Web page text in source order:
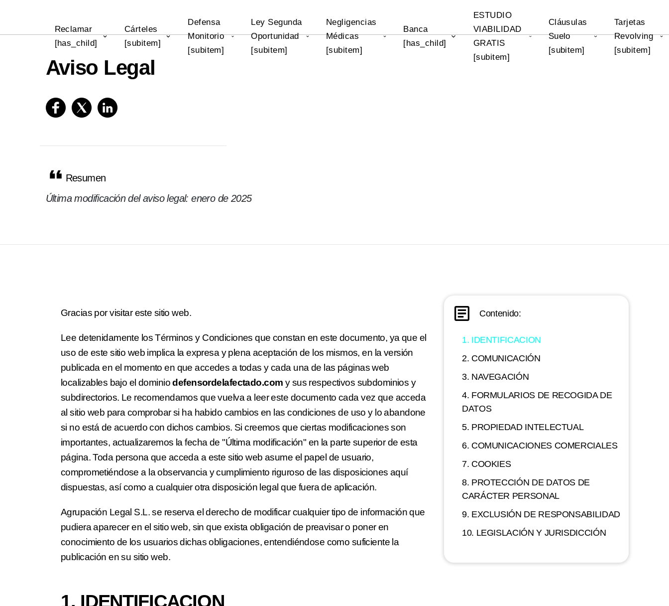
Reclamar
[has_child]
Cárteles
[subitem]
Defensa
Monitorio
[subitem]
Ley Segunda
Oportunidad
[subitem]
Negligencias
Médicas
[subitem]
Banca
[has_child]
ESTUDIO
VIABILIDAD
GRATIS
[subitem]
Cláusulas
Suelo
[subitem]
Tarjetas
Revolving
[subitem]
Aviso Legal
Resumen
Última modificación del aviso legal: enero de 2025
Gracias por visitar este sitio web.
Lee detenidamente los Términos y Condiciones que constan en este documento, ya que el
uso de este sitio web implica la expresa y plena aceptación de los mismos, en la versión
publicada en el momento en que accedes a todas y cada una de las páginas web
localizables bajo el dominiodefensordelafectado.com y sus respectivos subdominios y
subdirectorios. Le recomendamos que vuelva a leer este documento cada vez que acceda
al sitio web para comprobar si ha habido cambios en las condiciones de uso y lo abandone
si no está de acuerdo con dichos cambios. Si creemos que ciertas modificaciones son
importantes, actualizaremos la fecha de "Última modificación" en la parte superior de esta
página. Toda persona que acceda a este sitio web asume el papel de usuario,
comprometiéndose a la observancia y cumplimiento riguroso de las disposiciones aquí
dispuestas, así como a cualquier otra disposición legal que fuera de aplicación.
Agrupación Legal S.L. se reserva el derecho de modificar cualquier tipo de información que
pudiera aparecer en el sitio web, sin que exista obligación de preavisar o poner en
conocimiento de los usuarios dichas obligaciones, entendiéndose como suficiente la
publicación en su sitio web.
1. IDENTIFICACION
Contenido:
1. IDENTIFICACION
2. COMUNICACIÓN
3. NAVEGACIÓN
4. FORMULARIOS DE RECOGIDA DE
DATOS
5. PROPIEDAD INTELECTUAL
6. COMUNICACIONES COMERCIALES
7. COOKIES
8. PROTECCIÓN DE DATOS DE
CARÁCTER PERSONAL
9. EXCLUSIÓN DE RESPONSABILIDAD
10. LEGISLACIÓN Y JURISDICCIÓN